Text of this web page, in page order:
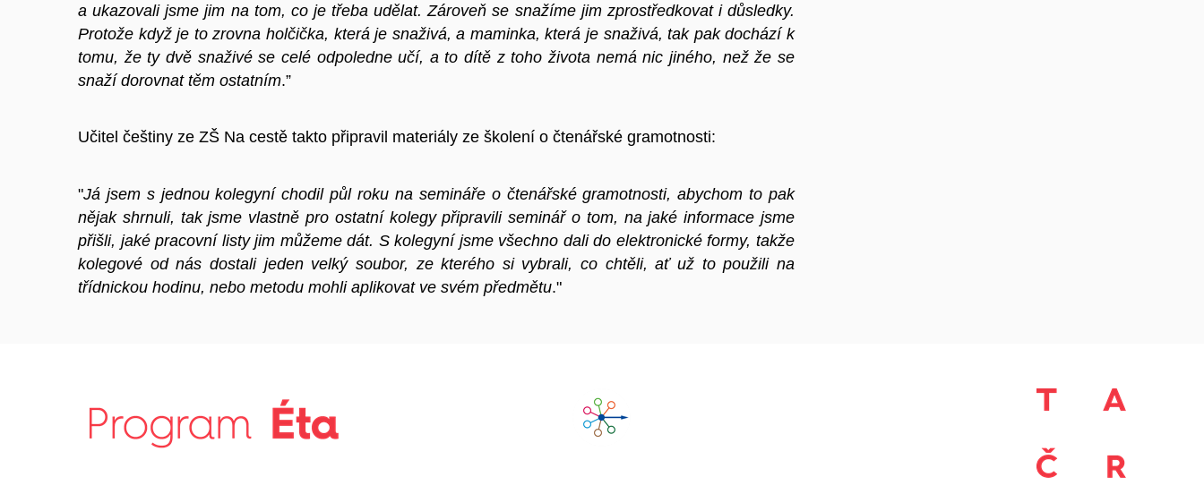
a ukazovali jsme jim na tom, co je třeba udělat. Zároveň se snažíme jim zprostředkovat i důsledky.
Protože když je to zrovna holčička, která je snaživá, a maminka, která je snaživá, tak pak dochází k
tomu, že ty dvě snaživé se celé odpoledne učí, a to dítě z toho života nemá nic jiného, než že se
snaží dorovnat těm ostatním.”
Učitel češtiny ze ZŠ Na cestě takto připravil materiály ze školení o čtenářské gramotnosti:
"Já jsem s jednou kolegyní chodil půl roku na semináře o čtenářské gramotnosti, abychom to pak
nějak shrnuli, tak jsme vlastně pro ostatní kolegy připravili seminář o tom, na jaké informace jsme
přišli, jaké pracovní listy jim můžeme dát. S kolegyní jsme všechno dali do elektronické formy, takže
kolegové od nás dostali jeden velký soubor, ze kterého si vybrali, co chtěli, ať už to použili na
třídnickou hodinu, nebo metodu mohli aplikovat ve svém předmětu."